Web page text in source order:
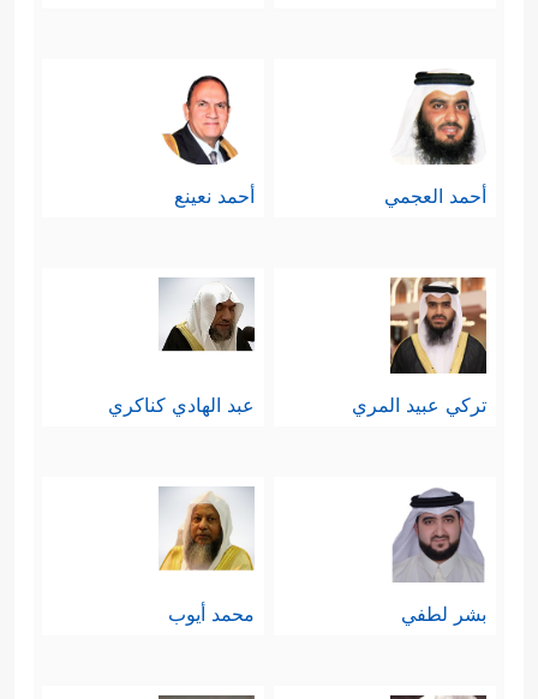
أحمد العجمي أحمد نعينع
تركي عبيد المري عبد الهادي كناكري
بشر لطفي محمد أيوب